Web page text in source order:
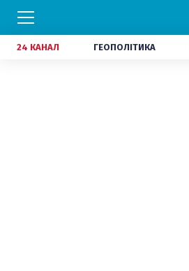
24 КАНАЛ ГЕОПОЛІТИКА